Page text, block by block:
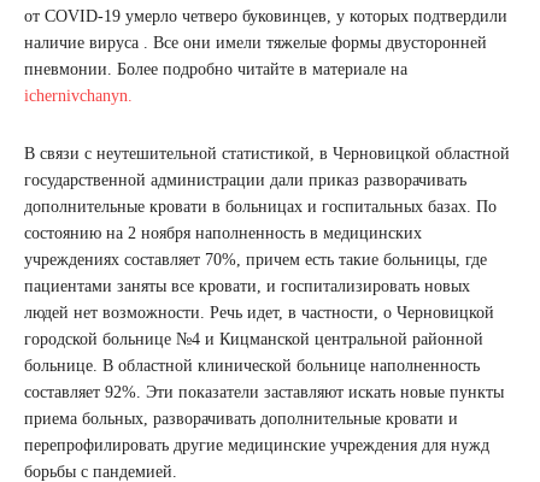
от COVID-19 умерло четверо буковинцев, у которых подтвердили
наличие вируса . Все они имели тяжелые формы двусторонней
пневмонии. Более подробно читайте в материале на
ichernivchanyn.
В связи с неутешительной статистикой, в Черновицкой областной
государственной администрации дали приказ разворачивать
дополнительные кровати в больницах и госпитальных базах. По
состоянию на 2 ноября наполненность в медицинских
учреждениях составляет 70%, причем есть такие больницы, где
пациентами заняты все кровати, и госпитализировать новых
людей нет возможности. Речь идет, в частности, о Черновицкой
городской больнице №4 и Кицманской центральной районной
больнице. В областной клинической больнице наполненность
составляет 92%. Эти показатели заставляют искать новые пункты
приема больных, разворачивать дополнительные кровати и
перепрофилировать другие медицинские учреждения для нужд
борьбы с пандемией.